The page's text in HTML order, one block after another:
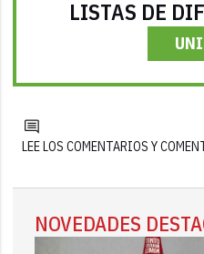
LISTAS DE
LEE LOS COMENTARIOS Y
NOVEDADES